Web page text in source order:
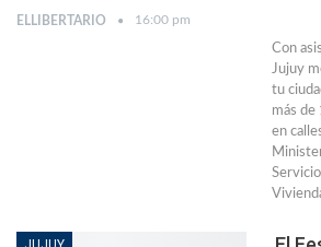
ELLIBERTARIO 16:00 pm
Con
Jujuy
tu
más
en